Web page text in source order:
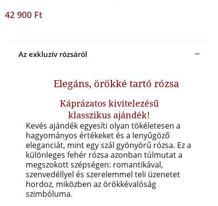
42 900 Ft
Az exkluzív rózsáról
Elegáns, örökké tartó rózsa
Káprázatos kivitelezésű
klasszikus ajándék!
Kevés ajándék egyesíti olyan tökéletesen a
hagyományos értékeket és a lenyűgöző
eleganciát, mint egy szál gyönyörű rózsa. Ez a
különleges fehér rózsa azonban túlmutat a
megszokott szépségen: romantikával,
szenvedéllyel és szerelemmel teli üzenetet
hordoz, miközben az örökkévalóság
szimbóluma.